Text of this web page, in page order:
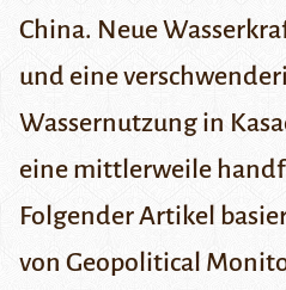
China. Neue
und eine
Wassernutzung in
eine mittlerweile
Folgender Artikel
von Geopolitical